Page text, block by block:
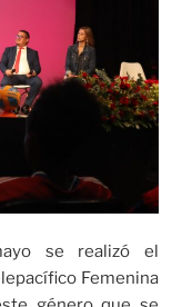
se realizó el
Femenina